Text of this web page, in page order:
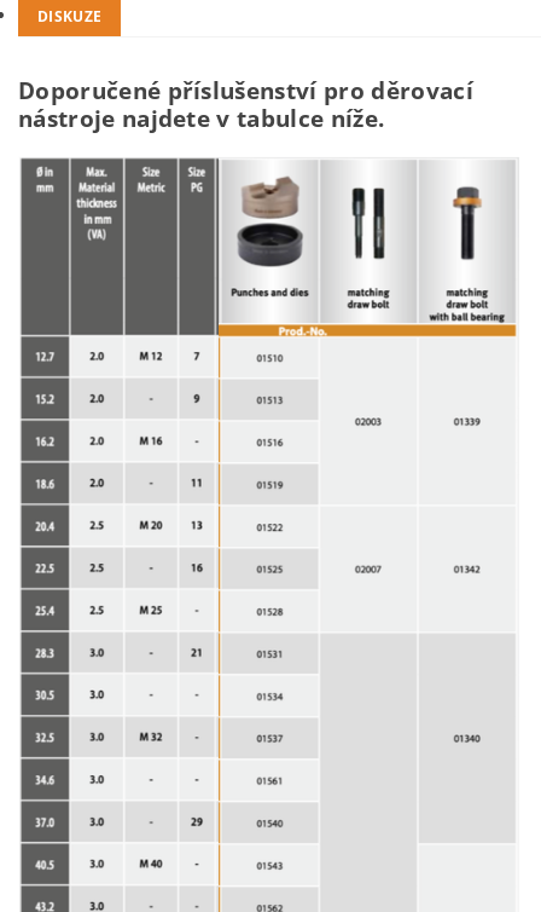
DISKUZE
Doporučené příslušenství pro děrovací
nástroje najdete v tabulce níže.